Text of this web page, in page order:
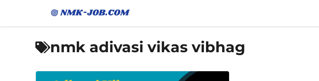
content
nmk adivasi vikas vibhag